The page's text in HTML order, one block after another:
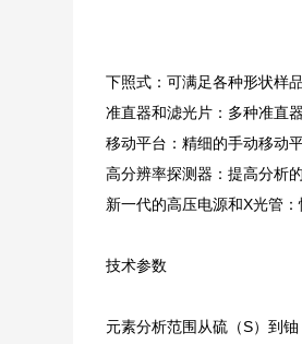
下照式：可满足各种形状样
准直器和滤光片：多种准直
移动平台：精细的手动移动
高分辨率探测器：提高分析
新一代的高压电源和X光管
技术参数
元素分析范围从硫（S）到铀